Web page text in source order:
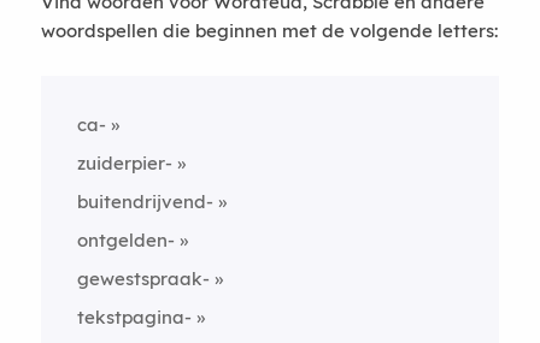
woordspellen die beginnen met de volgende letters:
ca-
zuiderpier-
buitendrijvend-
ontgelden-
gewestspraak-
tekstpagina-